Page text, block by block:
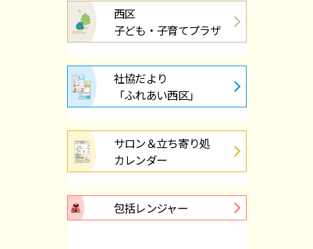
西区
子ども・子育てプラザ
社協だより
「ふれあい西区」
サロン＆立ち寄り処
カレンダー
包括レンジャー